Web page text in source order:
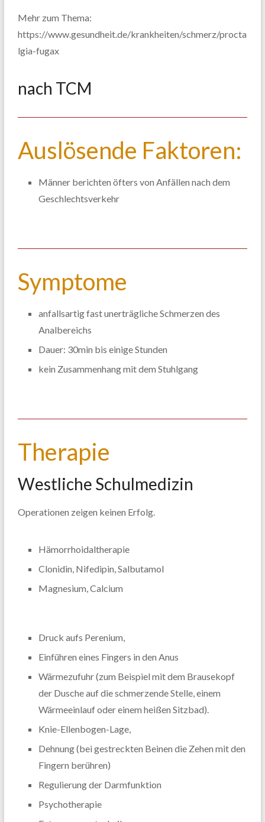
Mehr zum Thema:
https://www.gesundheit.de/krankheiten/schmerz/procta
lgia-fugax
nach TCM
Auslösende Faktoren:
Männer berichten öfters von Anfällen nach dem
Geschlechtsverkehr
Symptome
anfallsartig fast unerträgliche Schmerzen des
Analbereichs
Dauer: 30min bis einige Stunden
kein Zusammenhang mit dem Stuhlgang
Therapie
Westliche Schulmedizin
Operationen zeigen keinen Erfolg.
Hämorrhoidaltherapie
Clonidin, Nifedipin, Salbutamol
Magnesium, Calcium
Druck aufs Perenium,
Einführen eines Fingers in den Anus
Wärmezufuhr (zum Beispiel mit dem Brausekopf
der Dusche auf die schmerzende Stelle, einem
Wärmeeinlauf oder einem heißen Sitzbad).
Knie-Ellenbogen-Lage,
Dehnung (bei gestreckten Beinen die Zehen mit den
Fingern berühren)
Regulierung der Darmfunktion
Psychotherapie